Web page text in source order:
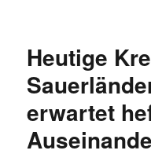
Heutige
erwartet